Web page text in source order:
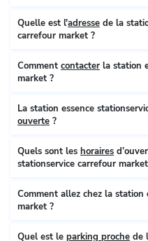
Quelle est l'adresse de la
carrefour market ?
Comment contacter la station
market ?
ouverte ?
Quels sont les horaires
stationservice carrefour
Comment allez chez la station
market ?
Quel est le parking proche de